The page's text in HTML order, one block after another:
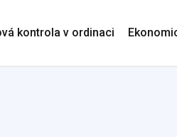
kontrola v ordinaci